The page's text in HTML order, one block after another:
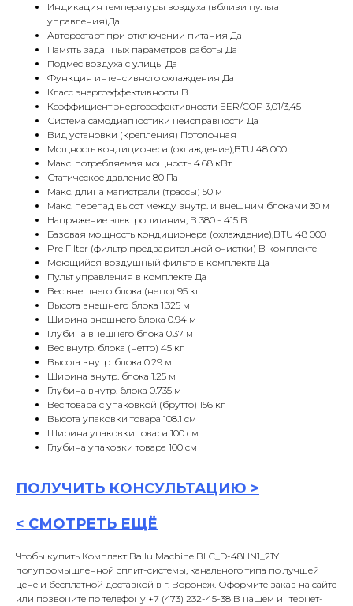
Индикация температуры воздуха (вблизи пульта
управления)Да
Авторестарт при отключении питания Да
Память заданных параметров работы Да
Подмес воздуха с улицы Да
Функция интенсивного охлаждения Да
Класс энергоэффективности B
Коэффициент энергоэффективности EER/COP 3,01/3,45
Система самодиагностики неисправности Да
Вид установки (крепления) Потолочная
Мощность кондиционера (охлаждение),BTU 48 000
Макс. потребляемая мощность 4.68 кВт
Статическое давление 80 Па
Макс. длина магистрали (трассы) 50 м
Макс. перепад высот между внутр. и внешним блоками 30 м
Напряжение электропитания, В 380 - 415 В
Базовая мощность кондиционера (охлаждение),BTU 48 000
Pre Filter (фильтр предварительной очистки) В комплекте
Моющийся воздушный фильтр в комплекте Да
Пульт управления в комплекте Да
Вес внешнего блока (нетто) 95 кг
Высота внешнего блока 1.325 м
Ширина внешнего блока 0.94 м
Глубина внешнего блока 0.37 м
Вес внутр. блока (нетто) 45 кг
Высота внутр. блока 0.29 м
Ширина внутр. блока 1.25 м
Глубина внутр. блока 0.735 м
Вес товара с упаковкой (брутто) 156 кг
Высота упаковки товара 108.1 см
Ширина упаковки товара 100 см
Глубина упаковки товара 100 см
ПОЛУЧИТЬ КОНСУЛЬТАЦИЮ >
< СМОТРЕТЬ ЕЩЁ
Чтобы купить Комплект Ballu Machine BLC_D-48HN1_21Y
полупромышленной сплит-системы, канального типа по лучшей
цене и бесплатной доставкой в г. Воронеж. Оформите заказ на сайте
или позвоните по телефону +7 (473) 232-45-38 В нашем интернет-